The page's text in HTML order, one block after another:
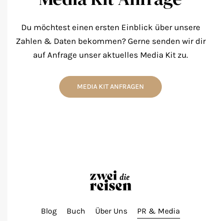
Du möchtest einen ersten Einblick über unsere
Zahlen & Daten bekommen? Gerne senden wir dir
auf Anfrage unser aktuelles Media Kit zu.
MEDIA KIT ANFRAGEN
Blog Buch Über Uns PR & Media